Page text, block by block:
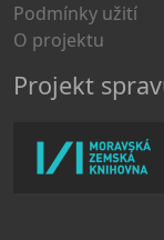
Podmínky užití
O projektu
Projekt